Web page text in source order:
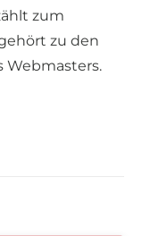
zum
zu den
Webmasters.